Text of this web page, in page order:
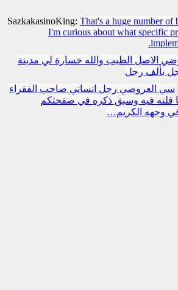
SazkakasinoKing: That's a huge number of
I'm curious about what specific
الاصل الطيب والله خسارة لي مدينة
بألف رجل
سي العروصي رجل انساني صاحب الفقراء
قلته فيه وسبق ذكره في صفحتكم
في وجهه الكريم…